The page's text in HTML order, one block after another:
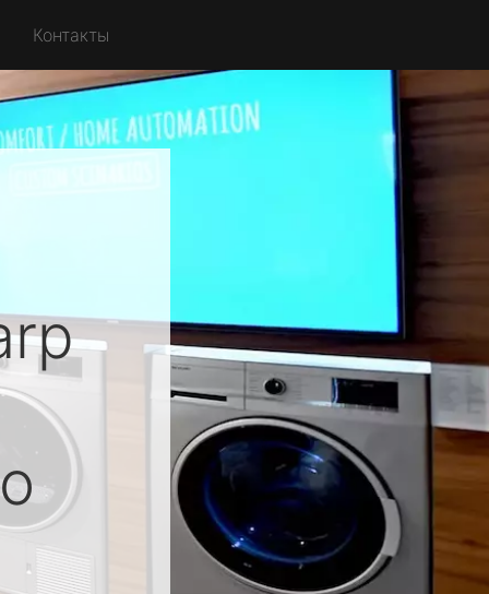
Контакты